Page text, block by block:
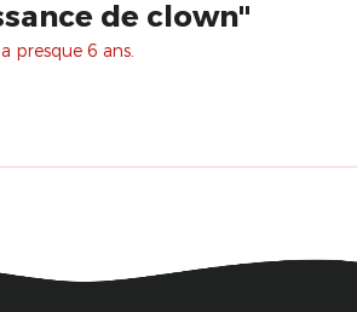
de clown"
presque 6 ans.